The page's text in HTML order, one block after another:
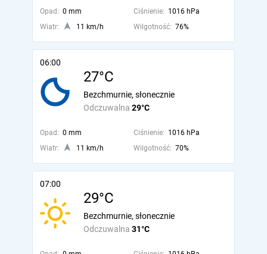
Opad: 0 mm Ciśnienie: 1016 hPa
Wiatr:
11 km/h Wilgotność: 76%
06:00
27°C
Odczuwalna 29°C
Bezchmurnie, słonecznie
Opad: 0 mm Ciśnienie: 1016 hPa
Wiatr:
11 km/h Wilgotność: 70%
07:00
29°C
Odczuwalna 31°C
Bezchmurnie, słonecznie